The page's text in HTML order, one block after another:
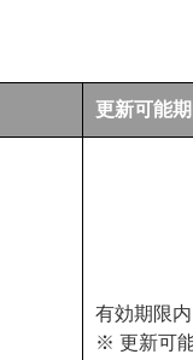
更新可能
有効期限
※ 更新可